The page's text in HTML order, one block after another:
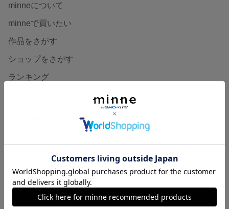
minneについて
minneで買いたい
作品をさがす
ショップをさがす
ランキング
ヴィンテージ販売
ダウンロード販売